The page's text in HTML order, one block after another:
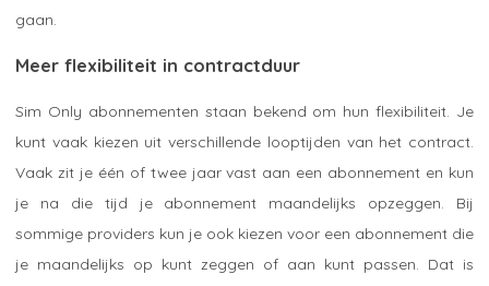
gaan.
Meer flexibiliteit in contractduur
Sim Only abonnementen staan bekend om hun flexibiliteit. Je
kunt vaak kiezen uit verschillende looptijden van het contract.
Vaak zit je één of twee jaar vast aan een abonnement en kun
je na die tijd je abonnement maandelijks opzeggen. Bij
sommige providers kun je ook kiezen voor een abonnement die
je maandelijks op kunt zeggen of aan kunt passen. Dat is